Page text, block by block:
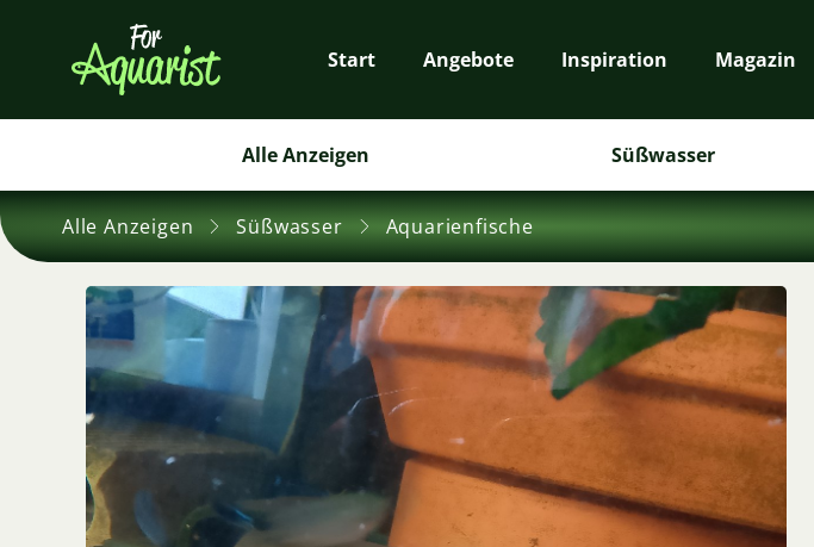
Start Angebote Inspiration Magazin
Alle Anzeigen Süßwasser
Alle Anzeigen Süßwasser Aquarienfische